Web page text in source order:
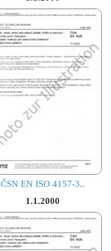
ČSN EN ISO 4157-3..
1.1.2000